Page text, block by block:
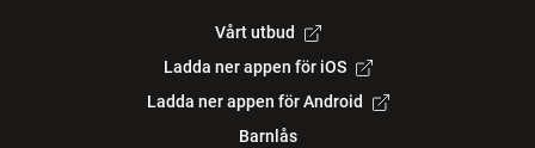
Vårt utbud
Ladda ner appen för iOS
Ladda ner appen för Android
Barnlås